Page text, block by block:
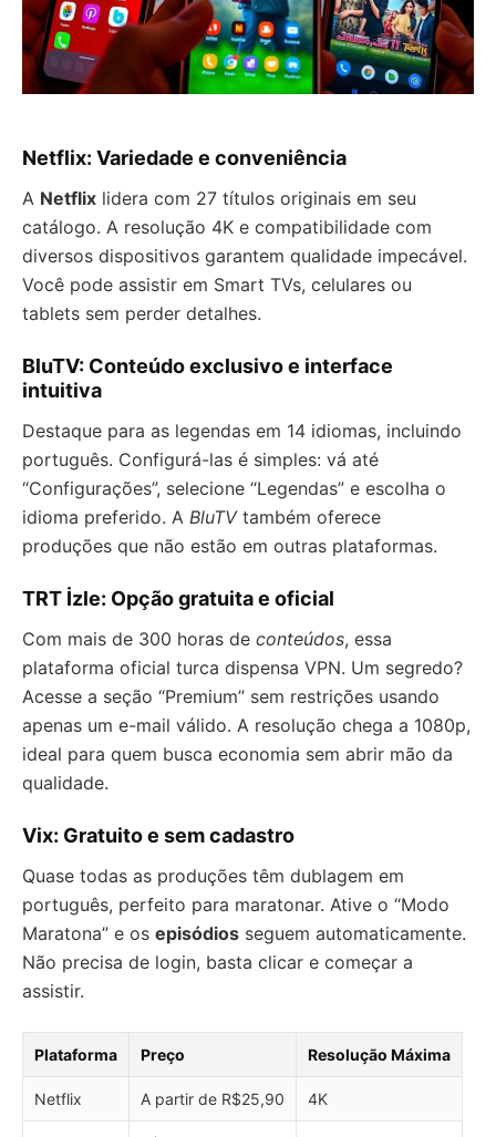
Netflix: Variedade e conveniência
A Netflix lidera com 27 títulos originais em seu
catálogo. A resolução 4K e compatibilidade com
diversos dispositivos garantem qualidade impecável.
Você pode assistir em Smart TVs, celulares ou
tablets sem perder detalhes.
BluTV: Conteúdo exclusivo e interface
intuitiva
Destaque para as legendas em 14 idiomas, incluindo
português. Configurá-las é simples: vá até
“Configurações”, selecione “Legendas” e escolha o
idioma preferido. A BluTVtambém oferece
produções que não estão em outras plataformas.
TRT İzle: Opção gratuita e oficial
Com mais de 300 horas de conteúdos, essa
plataforma oficial turca dispensa VPN. Um segredo?
Acesse a seção “Premium” sem restrições usando
apenas um e-mail válido. A resolução chega a 1080p,
ideal para quem busca economia sem abrir mão da
qualidade.
Vix: Gratuito e sem cadastro
Quase todas as produções têm dublagem em
português, perfeito para maratonar. Ative o “Modo
Maratona” e os episódios seguem automaticamente.
Não precisa de login, basta clicar e começar a
assistir.
Plataforma Preço Resolução Máxima
Netflix A partir de R$25,90 4K